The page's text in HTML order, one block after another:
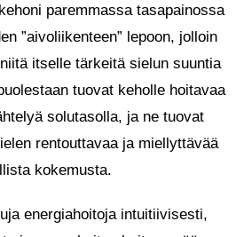
paremmassa tasapainossa
”aivoliikenteen” lepoon, jolloin
itselle tärkeitä sielun suuntia
tuovat keholle hoitavaa
solutasolla, ja ne tuovat
rentouttavaa ja miellyttävää
kokemusta.
energiahoitoja intuitiivisesti,